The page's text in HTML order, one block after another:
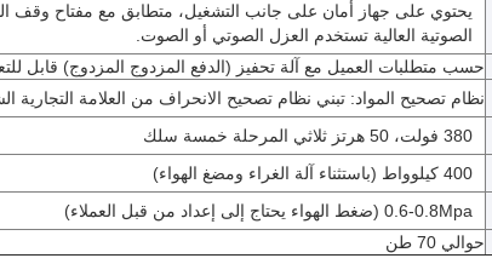
يحتوي على جهاز أمان على جانب التشغيل، متطابق مع مفتاح وقف
الصوتية العالية تستخدم العزل الصوتي أو الصوت.
حسب متطلبات العميل مع آلة تحفيز (الدفع المزدوج المزدوج) قابل
نظام تصحيح المواد: تبني نظام تصحيح الانحراف من العلامة التجارية
380 فولت، 50 هرتز ثلاثي المرحلة خمسة سلك
400 كيلوواط (باستثناء آلة الغراء ومضغ الهواء)
0.6-0.8Mpa (ضغط الهواء يحتاج إلى إعداد من قبل العملاء)
حوالي 70 طن